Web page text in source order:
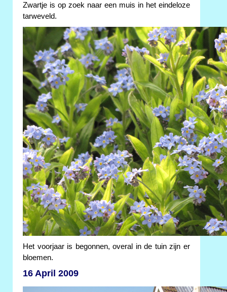
Zwartje is op zoek naar een muis in het eindeloze
tarweveld.
Het voorjaar is begonnen, overal in de tuin zijn er
bloemen.
16 April 2009